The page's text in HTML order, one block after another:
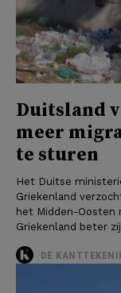
Duitsland
meer
te sturen
Het Duitse
Griekenland
het Midden-Oosten
Griekenland beter
DE